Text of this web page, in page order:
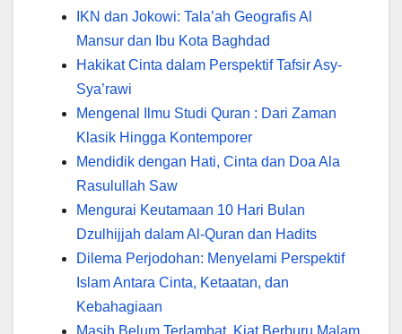
IKN dan Jokowi: Tala’ah Geografis Al
Mansur dan Ibu Kota Baghdad
Hakikat Cinta dalam Perspektif Tafsir Asy-
Sya’rawi
Mengenal Ilmu Studi Quran : Dari Zaman
Klasik Hingga Kontemporer
Mendidik dengan Hati, Cinta dan Doa Ala
Rasulullah Saw
Mengurai Keutamaan 10 Hari Bulan
Dzulhijjah dalam Al-Quran dan Hadits
Dilema Perjodohan: Menyelami Perspektif
Islam Antara Cinta, Ketaatan, dan
Kebahagiaan
Masih Belum Terlambat, Kiat Berburu Malam